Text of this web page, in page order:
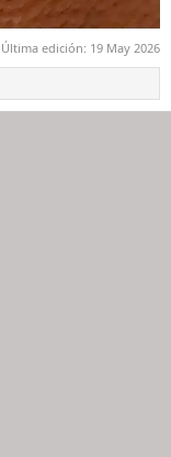
Última edición: 19 May 2026